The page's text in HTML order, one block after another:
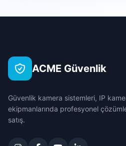
Çorum
Denizli
ACME Güvenlik
Güvenlik kamera sistemleri, IP
ekipmanlarında profesyonel
satış.